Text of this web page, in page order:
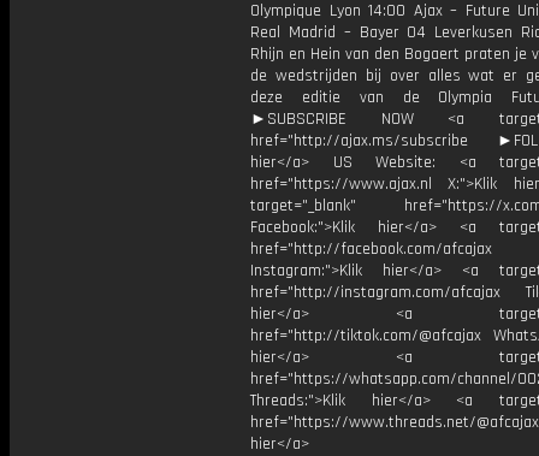
Olympique Lyon 14:00 Ajax – Future
Real Madrid – Bayer 04 Leverkusen
Rhijn en Hein van den Bogaert praten je
de wedstrijden bij over alles wat er
deze editie van de Olympia
►SUBSCRIBE NOW <a
href="http://ajax.ms/subscribe
hier</a> US Website: <a
href="https://www.ajax.nl X:">Klik
target="_blank" href="https://x.com/
Facebook:">Klik hier</a> <a
href="http://facebook.com/afcajax
Instagram:">Klik hier</a> <a
href="http://instagram.com/afcajax
hier</a> <a
href="http://tiktok.com/@afcajax
hier</a> <a
href="https://whatsapp.com/channel/
Threads:">Klik hier</a> <a
href="https://www.threads.net/
hier</a>